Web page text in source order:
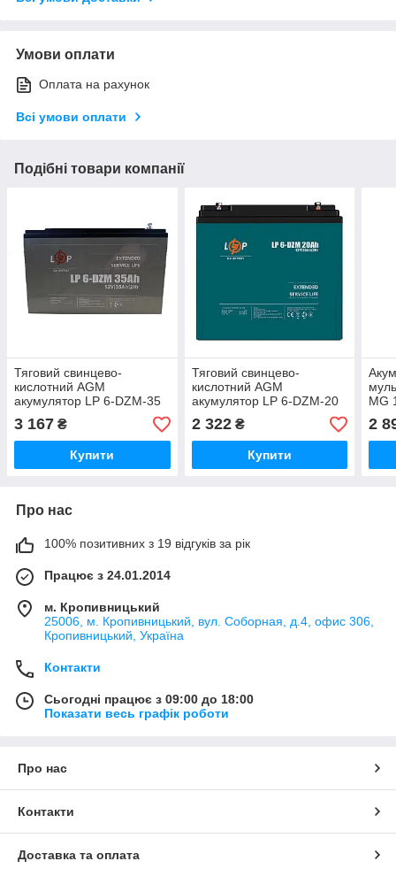
Умови оплати
Оплата на рахунок
Всі умови оплати
Подібні товари компанії
Тяговий свинцево-
кислотний AGM
акумулятор LP 6-DZM-35
Ah
3 167 ₴
Купити
Тяговий свинцево-
кислотний AGM
акумулятор LP 6-DZM-20
Ah
2 322₴
Купити
MG
М5
2
Про нас
100% позитивних з 19 відгуків за рік
Працює з 24.01.2014
м. Кропивницький
25006, м. Кропивницький, вул. Соборная, д.4, офис 306,
Кропивницький, Україна
Контакти
Сьогодні працює з 09:00 до 18:00
Показати весь графік роботи
Про нас
Контакти
Доставка та оплата